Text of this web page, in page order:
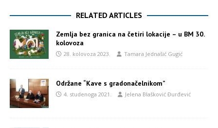
RELATED ARTICLES
Zemlja bez granica na četiri lokacije – u BM 30.
kolovoza
28. kolovoza 2023. Tamara Jednašić Gugić
Održane “Kave s gradonačelnikom”
4. studenoga 2021. Jelena Blašković Đurđević